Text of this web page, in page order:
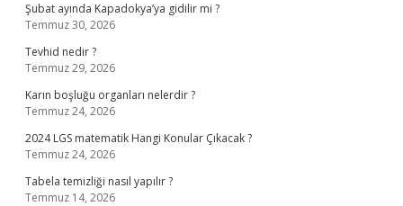
Şubat ayında Kapadokya’ya gidilir mi ?
Temmuz 30, 2026
Tevhid nedir ?
Temmuz 29, 2026
Karın boşluğu organları nelerdir ?
Temmuz 24, 2026
2024 LGS matematik Hangi Konular Çıkacak ?
Temmuz 24, 2026
Tabela temizliği nasıl yapılır ?
Temmuz 14, 2026